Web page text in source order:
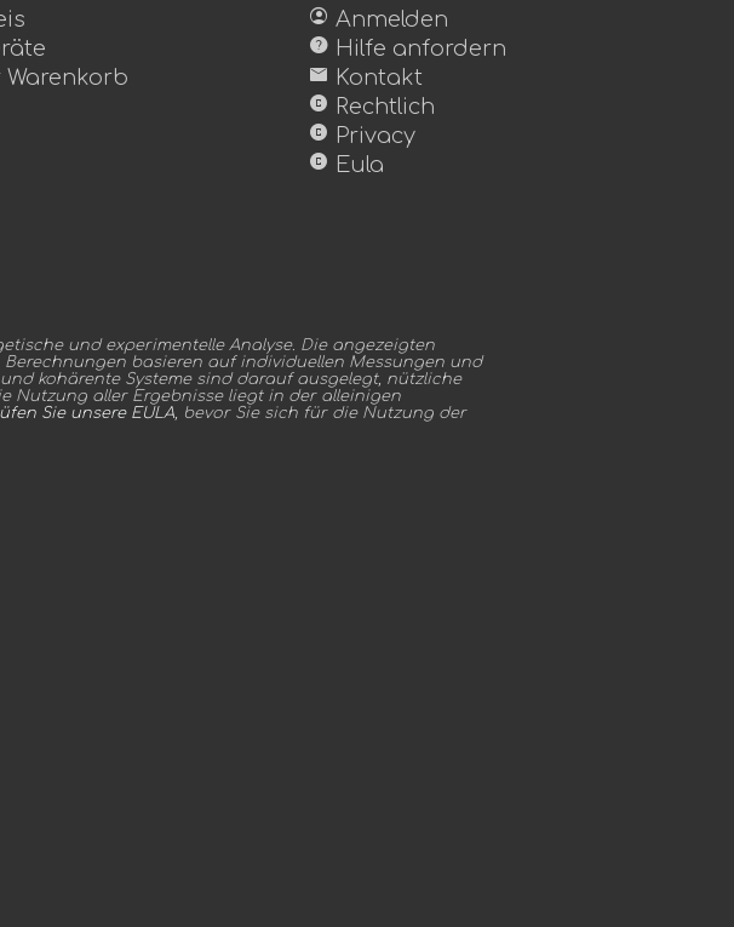
Warenkorb
account_circle Anmelden
help Hilfe anfordern
mail Kontakt
copyright Rechtlich
copyright Privacy
copyright Eula
und experimentelle Analyse. Die angezeigten
basieren auf individuellen Messungen und
kohärente Systeme sind darauf ausgelegt, nützliche
Nutzung aller Ergebnisse liegt in der alleinigen
Sie unsere EULA , bevor Sie sich für die Nutzung der